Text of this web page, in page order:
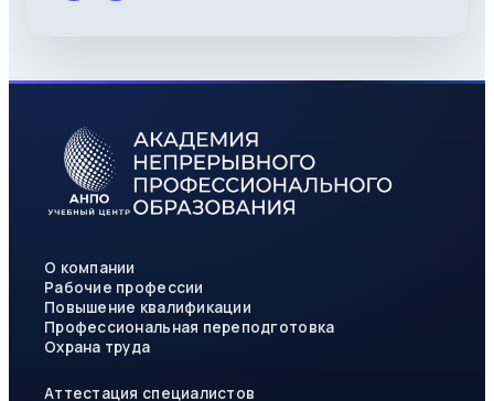
О компании
Рабочие профессии
Повышение квалификации
Профессиональная переподготовка
Охрана труда
Аттестация специалистов